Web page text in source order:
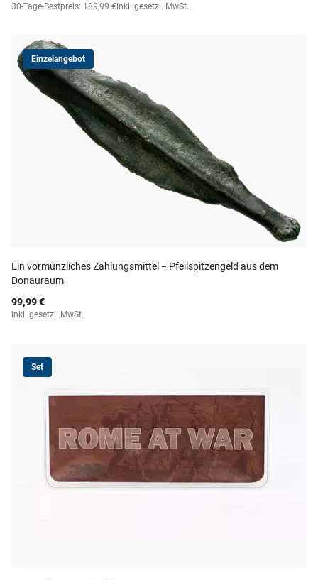
30-Tage-Bestpreis: 189,99 €inkl. gesetzl. MwSt.
Einzelangebot
Ein vormünzliches Zahlungsmittel − Pfeilspitzengeld aus dem
Donauraum
99,99 €
inkl. gesetzl. MwSt.
Set